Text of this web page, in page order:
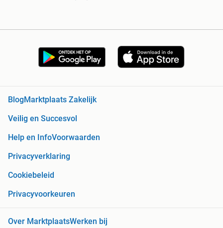
BlogMarktplaats Zakelijk
Veilig en Succesvol
Help en InfoVoorwaarden
Privacyverklaring
Cookiebeleid
Privacyvoorkeuren
Over MarktplaatsWerken bij